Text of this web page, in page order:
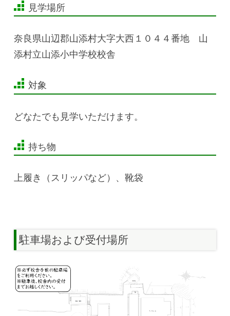
見学場所
奈良県山辺郡山添村大字大西１０４４番地 山
添村立山添小中学校校舎
対象
どなたでも見学いただけます。
持ち物
上履き（スリッパなど）、靴袋
駐車場および受付場所